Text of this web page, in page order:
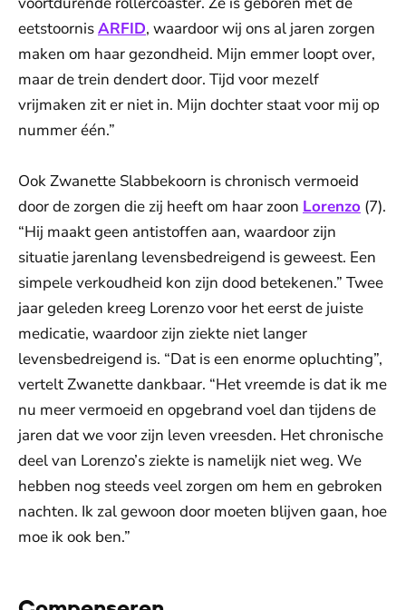
eetstoornisARFID, waardoor wij ons al jaren zorgen
maken om haar gezondheid. Mijn emmer loopt over,
maar de trein dendert door. Tijd voor mezelf
vrijmaken zit er niet in. Mijn dochter staat voor mij op
nummer één.”
Ook Zwanette Slabbekoorn is chronisch vermoeid
door de zorgen die zij heeft om haar zoon Lorenzo (7).
“Hij maakt geen antistoffen aan, waardoor zijn
situatie jarenlang levensbedreigend is geweest. Een
simpele verkoudheid kon zijn dood betekenen.” Twee
jaar geleden kreeg Lorenzo voor het eerst de juiste
medicatie, waardoor zijn ziekte niet langer
levensbedreigend is. “Dat is een enorme opluchting”,
vertelt Zwanette dankbaar. “Het vreemde is dat ik me
nu meer vermoeid en opgebrand voel dan tijdens de
jaren dat we voor zijn leven vreesden. Het chronische
deel van Lorenzo’s ziekte is namelijk niet weg. We
hebben nog steeds veel zorgen om hem en gebroken
nachten. Ik zal gewoon door moeten blijven gaan, hoe
moe ik ook ben.”